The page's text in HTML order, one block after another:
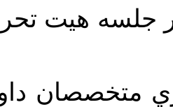
جلسه هيت
متخصصان